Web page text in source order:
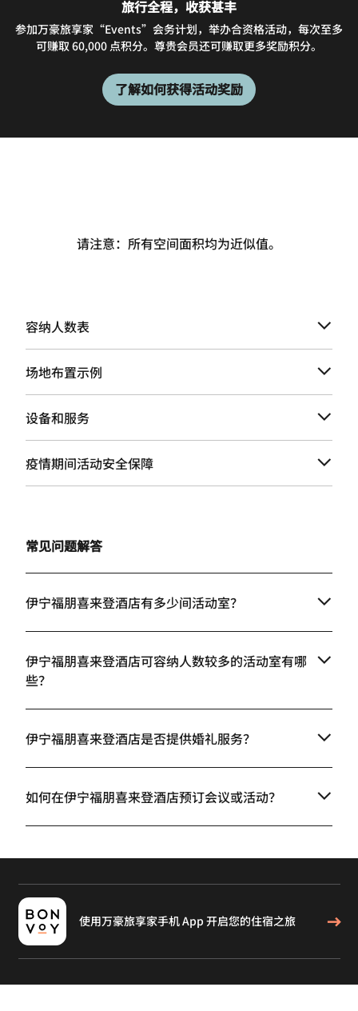
旅行全程，收获甚丰
参加万豪旅享家“Events”会务计划，举办合资格活动，每次至多
可赚取 60,000 点积分。尊贵会员还可赚取更多奖励积分。
了解如何获得活动奖励
请注意：所有空间面积均为近似值。
容纳人数表
场地布置示例
设备和服务
疫情期间活动安全保障
常见问题解答
伊宁福朋喜来登酒店有多少间活动室？
伊宁福朋喜来登酒店可容纳人数较多的活动室有哪
些？
伊宁福朋喜来登酒店是否提供婚礼服务？
如何在伊宁福朋喜来登酒店预订会议或活动？
使用万豪旅享家手机 App 开启您的住宿之旅